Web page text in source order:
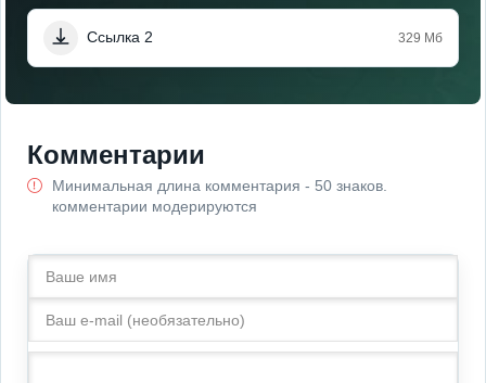
Ссылка 2 329 Мб
Комментарии
Минимальная длина комментария - 50 знаков.
комментарии модерируются